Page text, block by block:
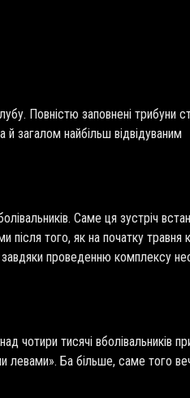
Повністю заповнені трибуни
загалом найбільш відвідуваним
Саме ця зустріч
після того, як на початку травня
проведенню комплексу
чотири тисячі вболівальників
левами». Ба більше, саме того